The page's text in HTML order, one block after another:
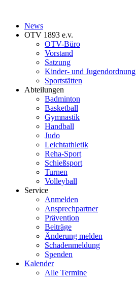
News
OTV 1893 e.v.
OTV-Büro
Vorstand
Satzung
Kinder- und Jugendordnung
Sportstätten
Abteilungen
Badminton
Basketball
Gymnastik
Handball
Judo
Leichtathletik
Reha-Sport
Schießsport
Turnen
Volleyball
Service
Anmelden
Ansprechpartner
Prävention
Beiträge
Änderung melden
Schadenmeldung
Spenden
Kalender
Alle Termine